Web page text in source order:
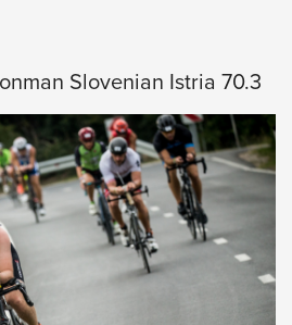
Slovenian Istria 70.3